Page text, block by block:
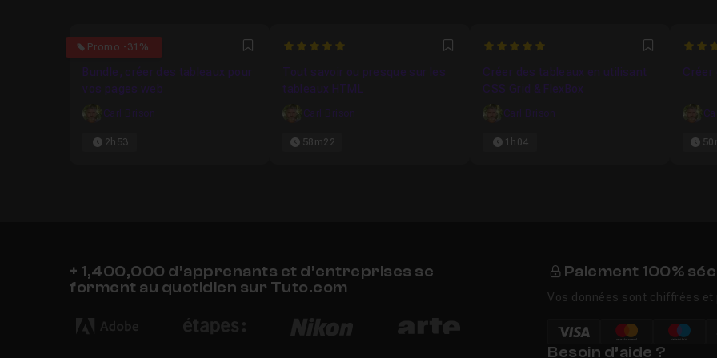
Promo -31%
5 Favori
Bundle, créer des tableaux pour
vos pages web
Carl Brison
2h53
5 Favori
Tout savoir ou presque sur les
tableaux HTML
Carl Brison
58m22
5 Favori
Créer des tableaux en utilisant
CSS Grid & FlexBox
Carl Brison
1h04
5
Créer
+ 1,400,000 d’apprenants et d’entreprises se
forment au quotidien sur Tuto.com
Paiement 100%
Vos données sont chiffrées
Besoin d’aide ?